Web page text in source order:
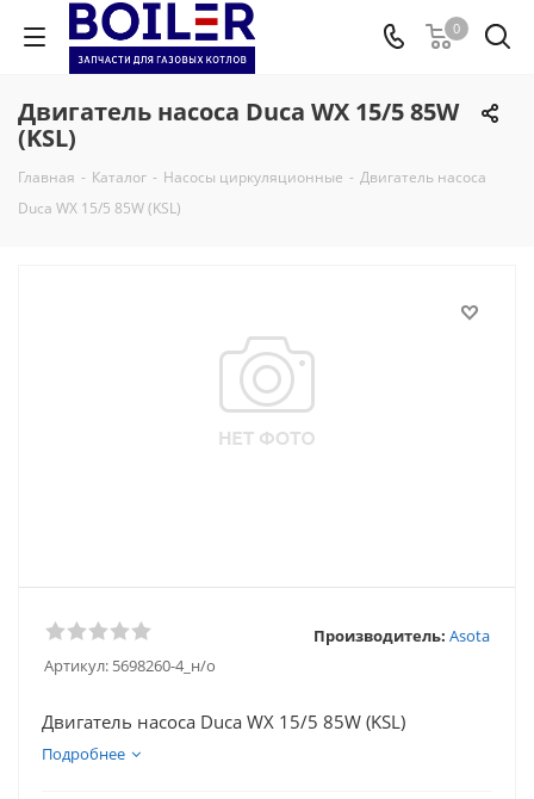
0
Двигатель насоса Duca WX 15/5 85W
(KSL)
Главная - Каталог - Насосы циркуляционные - Двигатель насоса
Duca WX 15/5 85W (KSL)
Артикул: 5698260-4_н/о
Производитель: Asota
Двигатель насоса Duca WX 15/5 85W (KSL)
Подробнее